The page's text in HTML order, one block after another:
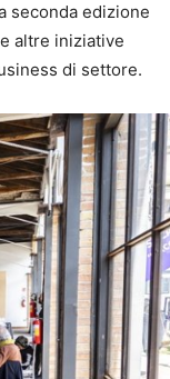
seconda edizione
altre iniziative
di settore.